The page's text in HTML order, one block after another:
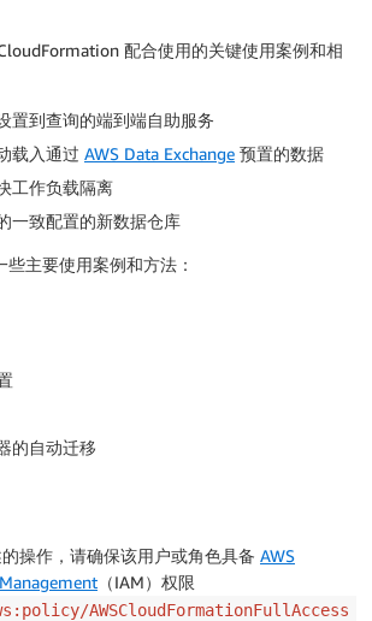
配合使用的关键使用案例和相
置到查询的端到端自助服务
载入通过 AWS Data Exchange 预置的数据
工作负载隔离
一致配置的新数据仓库
些主要使用案例和方法：
的自动迁移
操作，请确保该用户或角色具备 AWS
（IAM）权限
AWSCloudFormationFullAccess